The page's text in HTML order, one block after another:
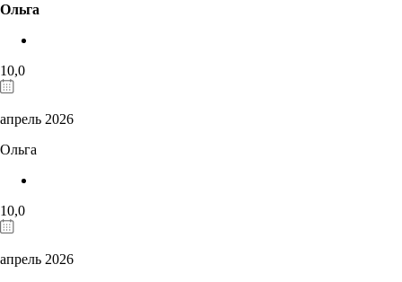
Ольга
10,0
апрель 2026
Ольга
10,0
апрель 2026